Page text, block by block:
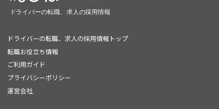
ドライバーの転職、求人の採用情報トップ
転職お役立ち情報
ご利用ガイド
プライバシーポリシー
運営会社